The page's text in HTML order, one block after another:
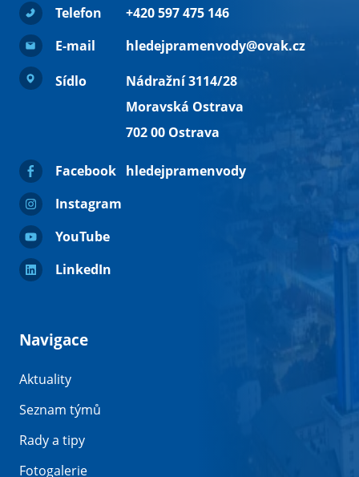
Telefon
+420 597 475 146
E-mail
hledejpramenvody@ovak.cz
Sídlo
Nádražní 3114/28
Moravská Ostrava
702 00 Ostrava
Facebook
hledejpramenvody
Instagram
YouTube
LinkedIn
Navigace
Aktuality
Seznam týmů
Rady a tipy
Fotogalerie